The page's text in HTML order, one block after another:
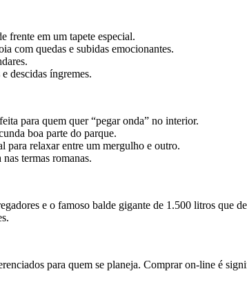
frente em um tapete especial.
com quedas e subidas emocionantes.
descidas íngremes.
para quem quer “pegar onda” no interior.
boa parte do parque.
para relaxar entre um mergulho e outro.
termas romanas.
e o famoso balde gigante de 1.500 litros que
para quem se planeja. Comprar on-line é